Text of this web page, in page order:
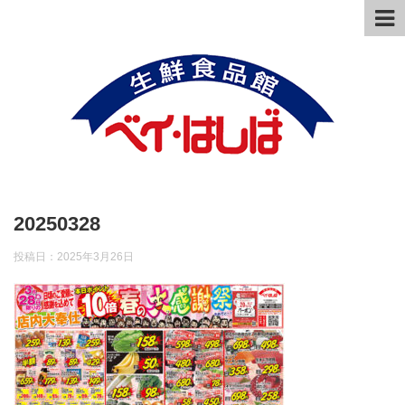
20250328
投稿日： 2025年3月26日